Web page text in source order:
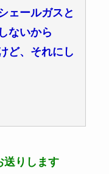
ェールガスと
ないから
ど、それにし
送りします